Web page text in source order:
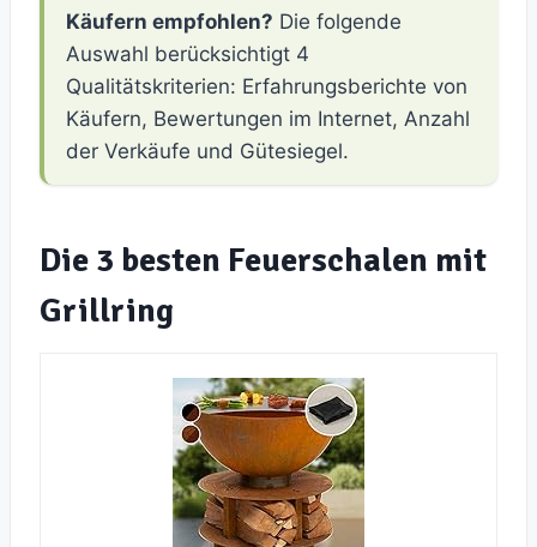
Käufern empfohlen? Die folgende
Auswahl berücksichtigt 4
Qualitätskriterien: Erfahrungsberichte von
Käufern, Bewertungen im Internet, Anzahl
der Verkäufe und Gütesiegel.
Die 3 besten Feuerschalen mit
Grillring